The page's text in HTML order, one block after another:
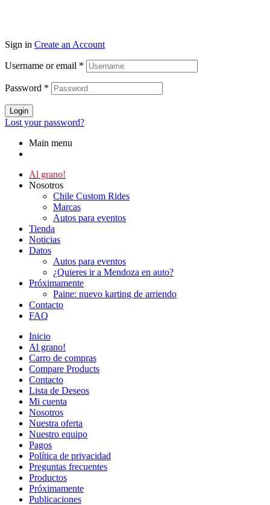
Sign in Create an Account
Username or email *
Password *
Login
Lost your password?
Main menu
Al grano!
Nosotros
Chile Custom Rides
Marcas
Autos para eventos
Tienda
Noticias
Datos
Autos para eventos
¿Quieres ir a Mendoza en auto?
Próximamente
Paine: nuevo karting de arriendo
Contacto
FAQ
Inicio
Al grano!
Carro de compras
Compare Products
Contacto
Lista de Deseos
Mi cuenta
Nosotros
Nuestra oferta
Nuestro equipo
Pagos
Política de privacidad
Preguntas frecuentes
Productos
Próximamente
Publicaciones